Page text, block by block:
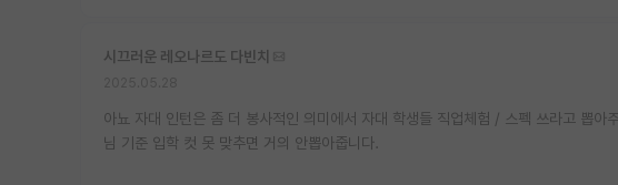
시끄러운 레오나르도 다빈치
아뇨 자대 인턴은 좀 더 봉사적인 의미에서 자대 학생들 직업체험 / 스펙 쓰라고 뽑
님 기준 입학 컷 못 맞추면 거의 안뽑아줍니다.